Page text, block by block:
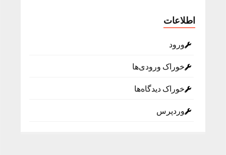
اطلاعات
ورود
خوراک ورودی‌ها
خوراک دیدگاه‌ها
وردپرس